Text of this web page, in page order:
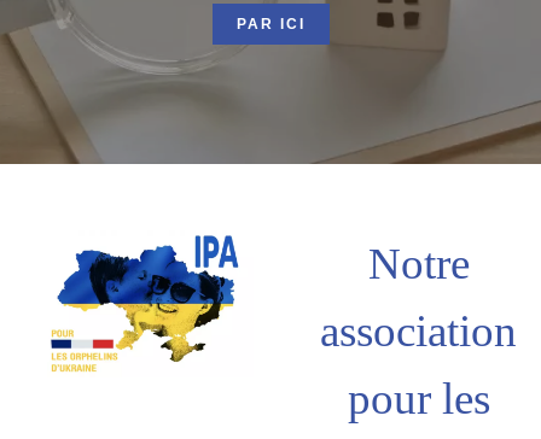
PAR ICI
Notre
association
pour les